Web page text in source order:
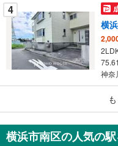
4
横
神奈
横
横浜市南区の人気の